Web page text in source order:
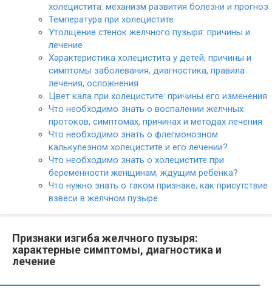
холецистита: механизм развития болезни и прогноз
Температура при холецистите
Утолщение стенок желчного пузыря: причины и
лечение
Характеристика холецистита у детей, причины и
симптомы заболевания, диагностика, правила
лечения, осложнения
Цвет кала при холецистите: причины его изменения
Что необходимо знать о воспалении желчных
протоков, симптомах, причинах и методах лечения
Что необходимо знать о флегмонозном
калькулезном холецистите и его лечении?
Что необходимо знать о холецистите при
беременности женщинам, ждущим ребенка?
Что нужно знать о таком признаке, как присутствие
взвеси в желчном пузыре
Признаки изгиба желчного пузыря:
характерные симптомы, диагностика и
лечение